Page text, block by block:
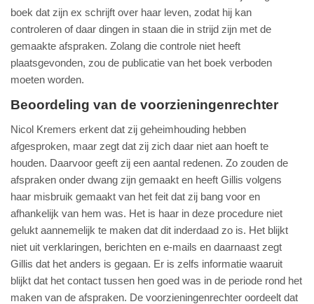
boek dat zijn ex schrijft over haar leven, zodat hij kan
controleren of daar dingen in staan die in strijd zijn met de
gemaakte afspraken. Zolang die controle niet heeft
plaatsgevonden, zou de publicatie van het boek verboden
moeten worden.
Beoordeling van de voorzieningenrechter
Nicol Kremers erkent dat zij geheimhouding hebben
afgesproken, maar zegt dat zij zich daar niet aan hoeft te
houden. Daarvoor geeft zij een aantal redenen. Zo zouden de
afspraken onder dwang zijn gemaakt en heeft Gillis volgens
haar misbruik gemaakt van het feit dat zij bang voor en
afhankelijk van hem was. Het is haar in deze procedure niet
gelukt aannemelijk te maken dat dit inderdaad zo is. Het blijkt
niet uit verklaringen, berichten en e-mails en daarnaast zegt
Gillis dat het anders is gegaan. Er is zelfs informatie waaruit
blijkt dat het contact tussen hen goed was in de periode rond het
maken van de afspraken. De voorzieningenrechter oordeelt dat